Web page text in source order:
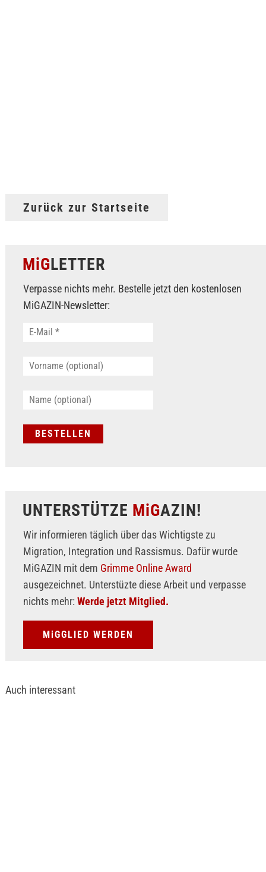
Zurück zur Startseite
MiGLETTER
Verpasse nichts mehr. Bestelle jetzt den kostenlosen
MiGAZIN-Newsletter:
UNTERSTÜTZE MiGAZIN!
Wir informieren täglich über das Wichtigste zu
Migration, Integration und Rassismus. Dafür wurde
MiGAZIN mit dem Grimme Online Award
ausgezeichnet. Unterstüzte diese Arbeit und verpasse
nichts mehr: Werde jetzt Mitglied.
MiGGLIED WERDEN
Auch interessant